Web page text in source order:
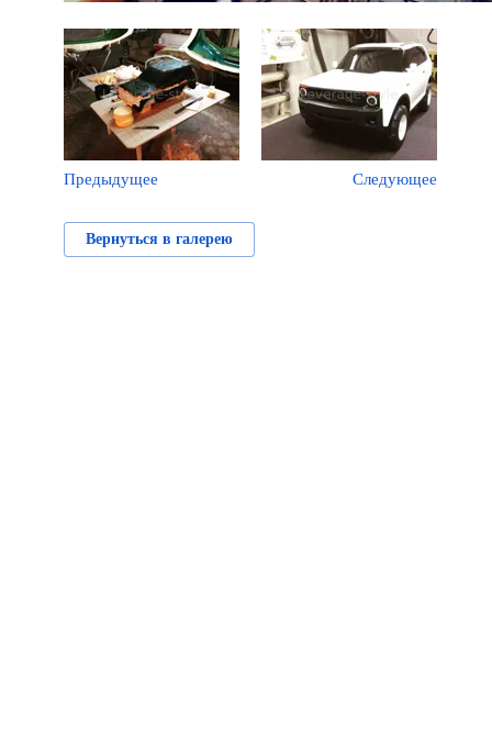
Предыдущее Следующее
Вернуться в галерею